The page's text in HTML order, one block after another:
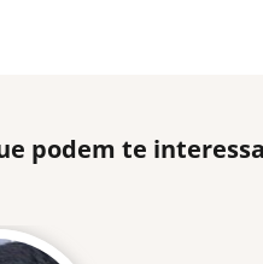
podem te